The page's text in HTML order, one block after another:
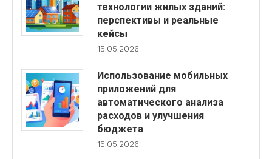
технологии жилых зданий:
перспективы и реальные
кейсы
15.05.2026
Использование мобильных
приложений для
автоматического анализа
расходов и улучшения
бюджета
15.05.2026